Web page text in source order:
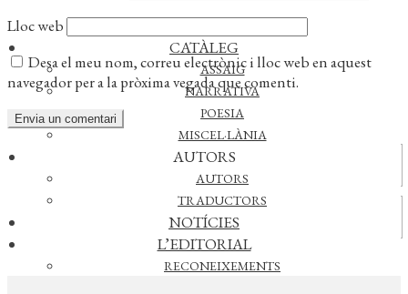
CATÀLEG
ASSAIG
NARRATIVA
POESIA
MISCEL·LÀNIA
AUTORS
AUTORS
TRADUCTORS
NOTÍCIES
L’EDITORIAL
RECONEIXEMENTS
Lloc web
Desa el meu nom, correu electrònic i lloc web en aquest
navegador per a la pròxima vegada que comenti.
Actualitat
Vídeos
CERCAR NOTÍCIES